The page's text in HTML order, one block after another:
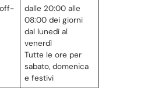
dalle 20:00 alle
08:00 dei giorni
dal lunedì al
venerdì
Tutte le ore per
sabato, domenica
e festivi